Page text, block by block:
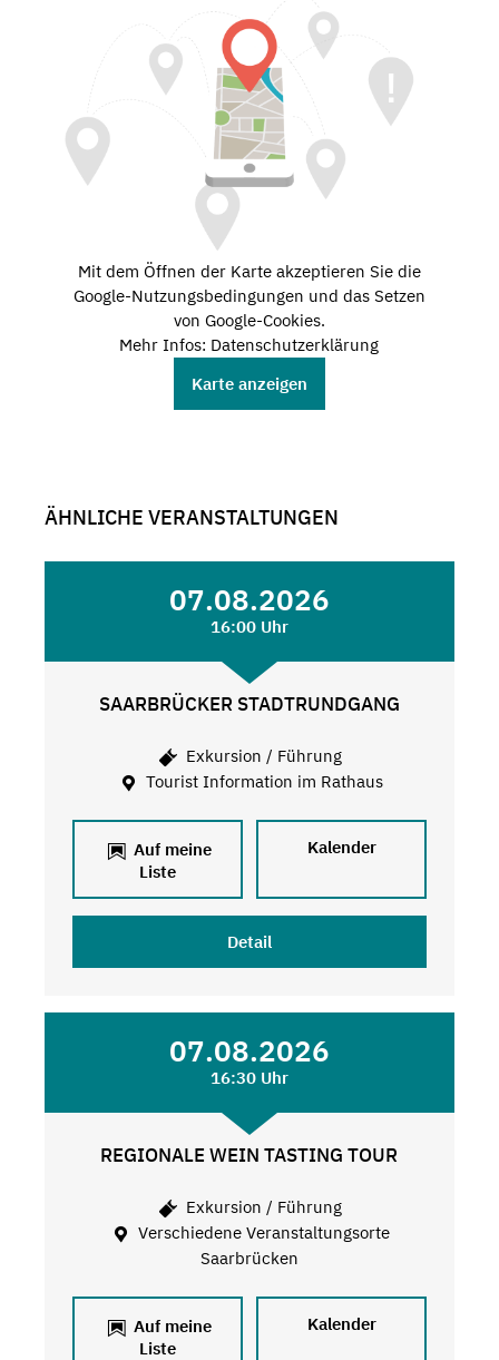
Mit dem Öffnen der Karte akzeptieren Sie die
Google-Nutzungsbedingungen und das Setzen
von Google-Cookies.
Mehr Infos: Datenschutzerklärung
Karte anzeigen
ÄHNLICHE VERANSTALTUNGEN
07.08.2026
16:00 Uhr
SAARBRÜCKER STADTRUNDGANG
Exkursion / Führung
Tourist Information im Rathaus
Auf meine
Liste
Kalender
Detail
07.08.2026
16:30 Uhr
REGIONALE WEIN TASTING TOUR
Exkursion / Führung
Verschiedene Veranstaltungsorte
Saarbrücken
Auf meine
Liste
Kalender